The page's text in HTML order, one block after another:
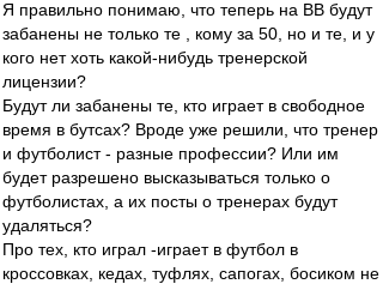
Я правильно понимаю, что теперь на ВВ будут
забанены не только те , кому за 50, но и те, и у
кого нет хоть какой-нибудь тренерской
лицензии?
Будут ли забанены те, кто играет в свободное
время в бутсах? Вроде уже решили, что тренер
и футболист - разные профессии? Или им
будет разрешено высказываться только о
футболистах, а их посты о тренерах будут
удаляться?
Про тех, кто играл -играет в футбол в
кроссовках, кедах, туфлях, сапогах, босиком не